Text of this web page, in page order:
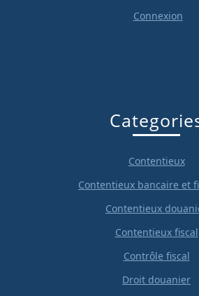
Connexion
Contentieux
Contentieux bancaire et
Contentieux
Contentieux fiscal
Contrôle fiscal
Droit douanier